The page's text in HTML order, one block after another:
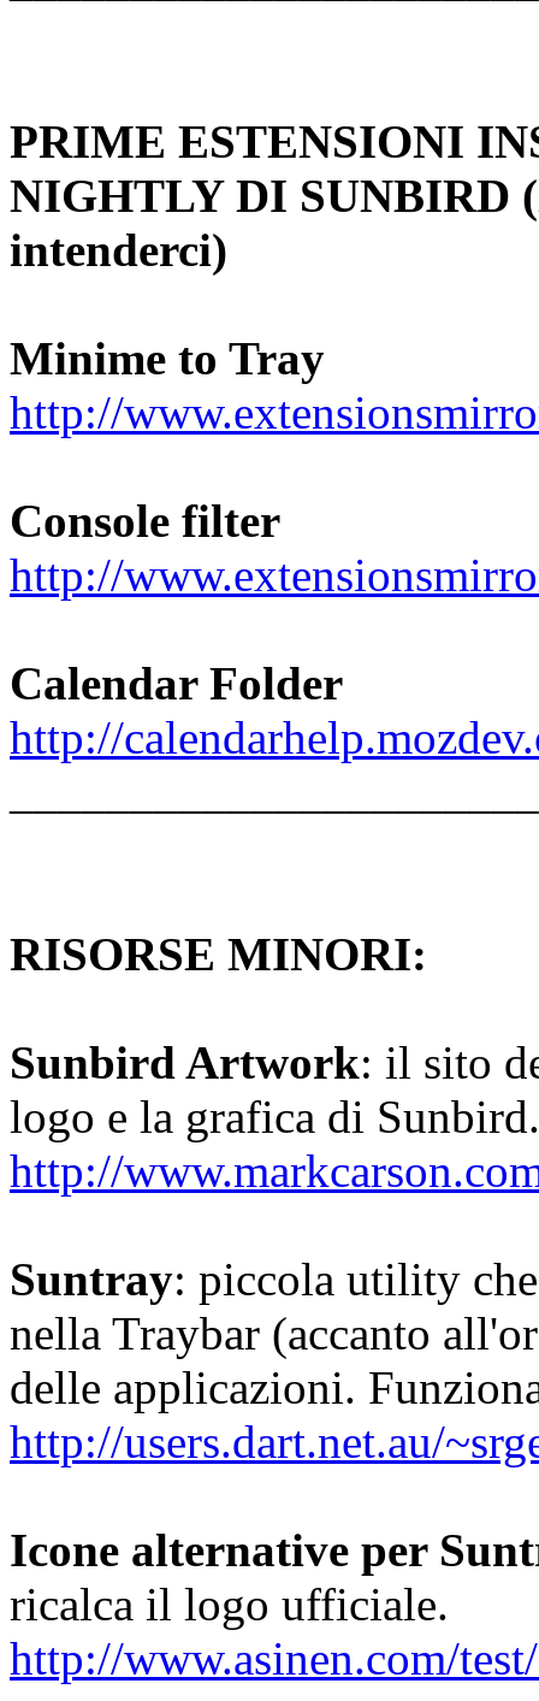
PRIME ESTENSIONI
NIGHTLY DI SUNBIRD
intenderci)
Minime to Tray
http://
Console filter
http://
Calendar Folder
http://
RISORSE MINORI:
Sunbird Artwork: il sito
logo e la grafica di Sunbird.
http://
Suntray: piccola utility
nella Traybar (accanto
delle applicazioni.
http://users.dart.net.au/
Icone alternative per
ricalca il logo ufficiale.
http://www.asinen.com/